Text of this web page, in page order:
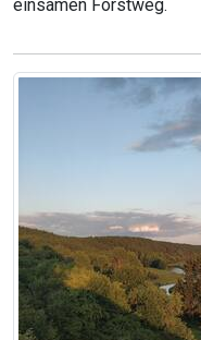
einsamen Forstweg.